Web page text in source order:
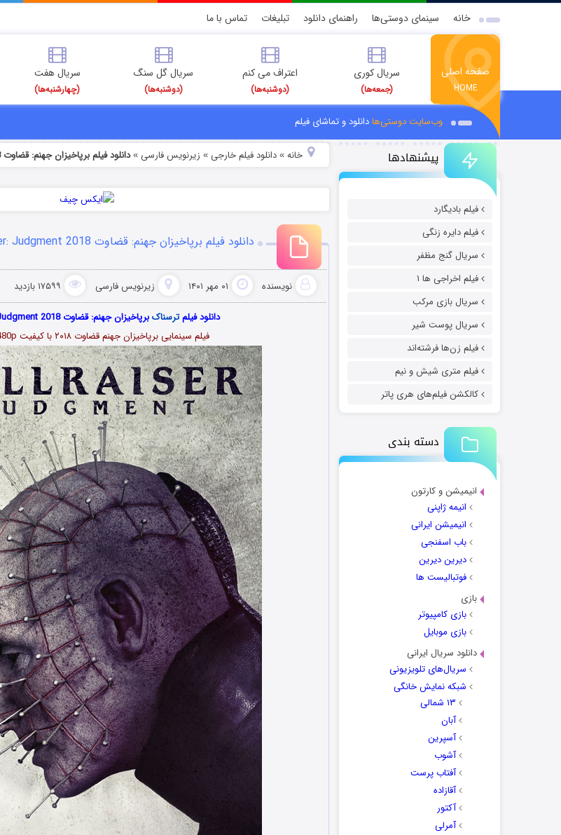
خانه سینمای دوستی‌ها راهنمای دانلود تبلیغات تماس با ما
صفحه اصلی
HOME
سریال کوری
(جمعه‌ها)
اعتراف می کنم
(دوشنبه‌ها)
سریال گل سنگ
(دوشنبه‌ها)
سریال هفت
(چهارشنبه‌ها)
وب‌سایت دوستی‌هادانلود و تماشای فیلم
پیشنهادها
فیلم بادیگارد
فیلم دایره زنگی
سریال گنج مظفر
فیلم اخراجی ها ۱
سریال بازی مرکب
سریال پوست شیر
فیلم زن‌ها فرشته‌اند
فیلم متری شیش و نیم
کالکشن فیلم‌های هری پاتر
دسته بندی
انیمیشن و کارتون
انیمه ژاپنی
انیمیشن ایرانی
باب اسفنجی
دیرین دیرین
فوتبالیست ها
بازی
بازی کامپیوتر
بازی موبایل
دانلود سریال ایرانی
سریال‌های تلویزیونی
شبکه نمایش خانگی
۱۳ شمالی
آبان
آسپرین
آشوب
آفتاب پرست
آقازاده
آکتور
آمرلی
خانه» دانلود فیلم خارجی » زیرنویس فارسی »دانلود فیلم برپاخیزان جهنم: قضاوت Hellraiser: Judgment 2018
دانلود فیلم برپاخیزان جهنم: قضاوت Hellraiser: Judgment 2018
نویسنده ۰۱ مهر ۱۴۰۱ زیرنویس فارسی ۱۷۵۹۹ بازدید
دانلود فیلمترسناکبرپاخیزان جهنم: قضاوت Hellraiser: Judgment 2018
فیلم سینمایی برپاخیزان جهنم قضاوت ۲۰۱۸ با کیفیت 720p & 480p